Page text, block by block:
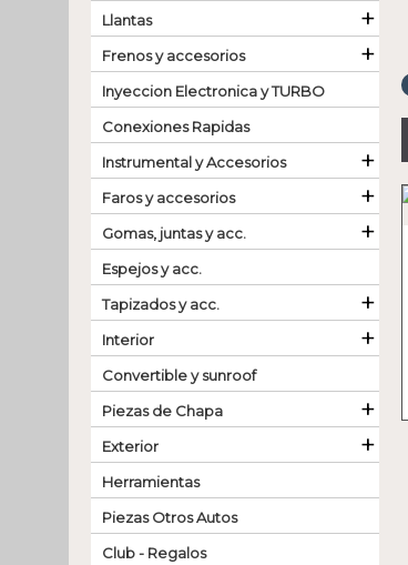
Llantas +
Frenos y accesorios +
Inyeccion Electronica y TURBO
Conexiones Rapidas
Instrumental y Accesorios
+
Faros y accesorios +
Gomas, juntas y acc. +
Espejos y acc.
Tapizados y acc.
+
Interior +
Convertible y sunroof
Piezas de Chapa
+
Exterior +
Herramientas
Piezas Otros Autos
Club - Regalos